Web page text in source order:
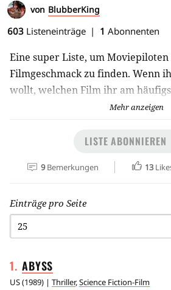
von BlubberKing
603 Listeneinträge 1 Abonnenten
Eine super Liste, um
Filmgeschmack zu finden. Wenn
wollt, welchen Film ihr am
könnt ihr das hier tun. Die
https://www.moviepilot.de/news/
Mehr anzeigen
LISTE ABONNIEREN
9 Bemerkungen 13
Einträge pro Seite
1. ABYSS
US(1989) | Thriller,Science Fiction-Film